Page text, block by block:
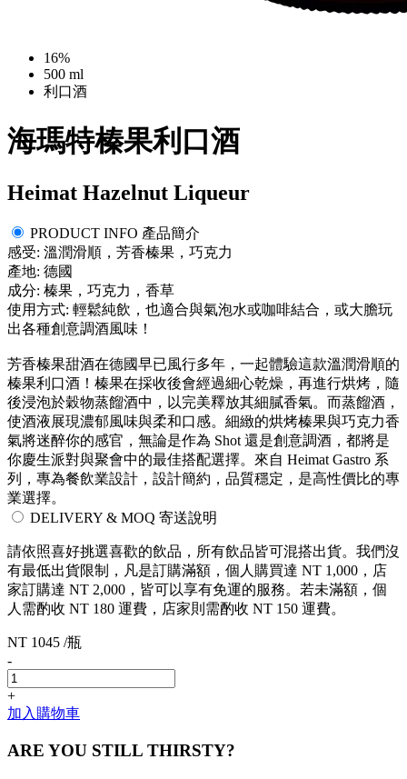
16%
500 ml
利口酒
海瑪特榛果利口酒
Heimat Hazelnut Liqueur
PRODUCT INFO 產品簡介
感受: 溫潤滑順，芳香榛果，巧克力
產地: 德國
成分: 榛果，巧克力，香草
使用方式: 輕鬆純飲，也適合與氣泡水或咖啡結合，或大膽玩
出各種創意調酒風味！
芳香榛果甜酒在德國早已風行多年，一起體驗這款溫潤滑順的
榛果利口酒！榛果在採收後會經過細心乾燥，再進行烘烤，隨
後浸泡於穀物蒸餾酒中，以完美釋放其細膩香氣。而蒸餾酒，
使酒液展現濃郁風味與柔和口感。細緻的烘烤榛果與巧克力香
氣將迷醉你的感官，無論是作為 Shot 還是創意調酒，都將是
你慶生派對與聚會中的最佳搭配選擇。來自 Heimat Gastro 系
列，專為餐飲業設計，設計簡約，品質穩定，是高性價比的專
業選擇。
DELIVERY & MOQ 寄送說明
請依照喜好挑選喜歡的飲品，所有飲品皆可混搭出貨。我們沒
有最低出貨限制，凡是訂購滿額，個人購買達 NT 1,000，店
家訂購達 NT 2,000，皆可以享有免運的服務。若未滿額，個
人需酌收 NT 180 運費，店家則需酌收 NT 150 運費。
NT 1045 /瓶
-
+
加入購物車
ARE YOU STILL THIRSTY?